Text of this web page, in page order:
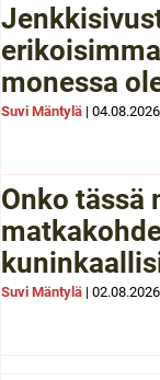
monessa
Suvi Mäntylä | 04.08.2026
Onko tässä
Suvi Mäntylä | 02.08.2026